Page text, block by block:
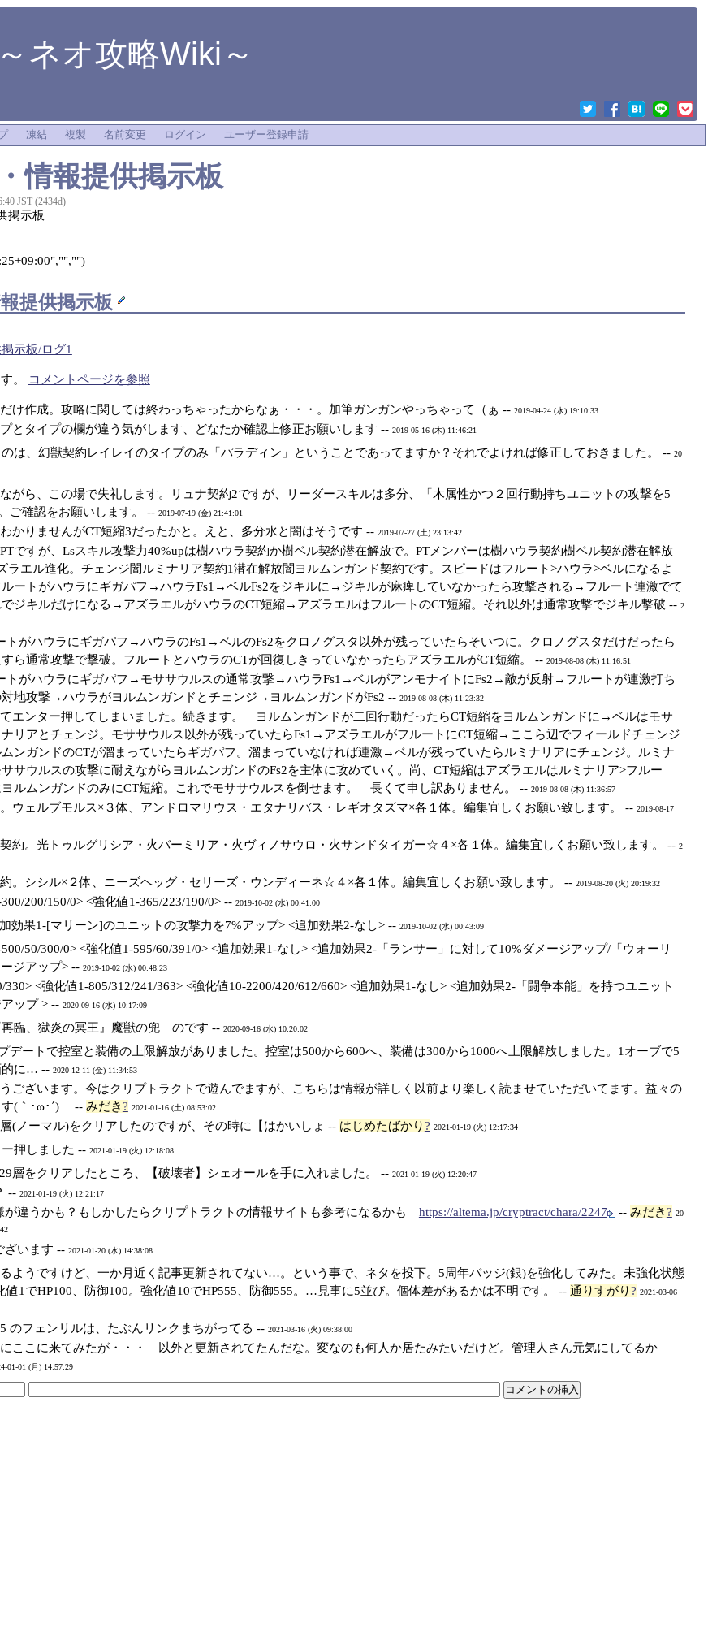
ネオ攻略Wiki～
凍結 複製 名前変更 ログイン ユーザー登録申請
情報提供掲示板
JST (2434d)
掲示板
提供掲示板
示板/ログ1
。 コメントページを参照
け作成。攻略に関しては終わっちゃったからなぁ・・・。加筆ガンガンやっちゃって（ぁ -- 2019-04-24 (水) 19:10:33
とタイプの欄が違う気がします、どなたか確認上修正お願いします -- 2019-05-16 (木) 11:46:21
は、幻獣契約レイレイのタイプのみ「パラディン」ということであってますか？それでよければ修正しておきました。 -- 20
がら、この場で失礼します。リュナ契約2ですが、リーダースキルは多分、「木属性かつ２回行動持ちユニットの攻撃を5
ご確認をお願いします。 -- 2019-07-19 (金) 21:41:01
かりませんがCT短縮3だったかと。えと、多分水と闇はそうです -- 2019-07-27 (土) 23:13:42
ですが、Lsスキル攻撃力40%upは樹ハウラ契約か樹ベル契約潜在解放で。PTメンバーは樹ハウラ契約樹ベル契約潜在解放
ラエル進化。チェンジ闇ルミナリア契約1潜在解放闇ヨルムンガンド契約です。スピードはフルート>ハウラ>ベルになるよ
ートがハウラにギガパフ→ハウラFs1→ベルFs2をジキルに→ジキルが麻痺していなかったら攻撃される→フルート連激でて
ジキルだけになる→アズラエルがハウラのCT短縮→アズラエルはフルートのCT短縮。それ以外は通常攻撃でジキル撃破 -- 2
がハウラにギガパフ→ハウラのFs1→ベルのFs2をクロノグスタ以外が残っていたらそいつに。クロノグスタだけだったら
ら通常攻撃で撃破。フルートとハウラのCTが回復しきっていなかったらアズラエルがCT短縮。 -- 2019-08-08 (木) 11:16:51
トがハウラにギガパフ→モササウルスの通常攻撃→ハウラFs1→ベルがアンモナイトにFs2→敵が反射→フルートが連激打ち
地攻撃→ハウラがヨルムンガンドとチェンジ→ヨルムンガンドがFs2 -- 2019-08-08 (木) 11:23:32
エンター押してしまいました。続きます。 ヨルムンガンドが二回行動だったらCT短縮をヨルムンガンドに→ベルはモサ
リアとチェンジ。モササウルス以外が残っていたらFs1→アズラエルがフルートにCT短縮→ここら辺でフィールドチェンジ
ンガンドのCTが溜まっていたらギガパフ。溜まっていなければ連激→ベルが残っていたらルミナリアにチェンジ。ルミナ
サウルスの攻撃に耐えながらヨルムンガンドのFs2を主体に攻めていく。尚、CT短縮はアズラエルはルミナリア>フルー
ヨルムンガンドのみにCT短縮。これでモササウルスを倒せます。 長くて申し訳ありません。 -- 2019-08-08 (木) 11:36:57
ウェルブモルス×３体、アンドロマリウス・エタナリバス・レギオタズマ×各１体。編集宜しくお願い致します。 -- 2019-08-17
約。光トゥルグリシア・火バーミリア・火ヴィノサウロ・火サンドタイガー☆４×各１体。編集宜しくお願い致します。 -- 2
。シシル×２体、ニーズヘッグ・セリーズ・ウンディーネ☆４×各１体。編集宜しくお願い致します。 -- 2019-08-20 (火) 20:19:32
200/150/0> <強化値1-365/223/190/0> -- 2019-10-02 (水) 00:41:00
効果1-[マリーン]のユニットの攻撃力を7%アップ> <追加効果2-なし> -- 2019-10-02 (水) 00:43:09
50/300/0> <強化値1-595/60/391/0> <追加効果1-なし> <追加効果2-「ランサー」に対して10%ダメージアップ/「ウォーリ
ジアップ> -- 2019-10-02 (水) 00:48:23
330> <強化値1-805/312/241/363> <強化値10-2200/420/612/660> <追加効果1-なし> <追加効果2-「闘争本能」を持つユニット
ップ > -- 2020-09-16 (水) 10:17:09
再臨、獄炎の冥王』魔獣の兜 のです -- 2020-09-16 (水) 10:20:02
デートで控室と装備の上限解放がありました。控室は500から600へ、装備は300から1000へ上限解放しました。1オーブで5
的に… -- 2020-12-11 (金) 11:34:53
ございます。今はクリプトラクトで遊んでますが、こちらは情報が詳しく以前より楽しく読ませていただいてます。益々の
(｀･ω･´)ゞ -- みだき? 2021-01-16 (土) 08:53:02
(ノーマル)をクリアしたのですが、その時に【はかいしょ -- はじめたばかり? 2021-01-19 (火) 12:17:34
押しました -- 2021-01-19 (火) 12:18:08
層をクリアしたところ、【破壊者】シェオールを手に入れました。 -- 2021-01-19 (火) 12:20:47
-- 2021-01-19 (火) 12:21:17
が違うかも？もしかしたらクリプトラクトの情報サイトも参考になるかも https://altema.jp/cryptract/chara/2247 -- みだき? 20
ざいます -- 2021-01-20 (水) 14:38:08
ようですけど、一か月近く記事更新されてない…。という事で、ネタを投下。5周年バッジ(銀)を強化してみた。未強化状態
値1でHP100、防御100。強化値10でHP555、防御555。…見事に5並び。個体差があるかは不明です。 -- 通りすがり? 2021-03-06
のフェンリルは、たぶんリンクまちがってる -- 2021-03-16 (火) 09:38:00
ここに来てみたが・・・ 以外と更新されてたんだな。変なのも何人か居たみたいだけど。管理人さん元気にしてるか
01-01 (月) 14:57:29